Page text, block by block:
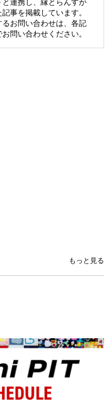
連携し、縁とらんすが
事を掲載しています。
お問い合わせは、各記
問い合わせください。
もっと見る